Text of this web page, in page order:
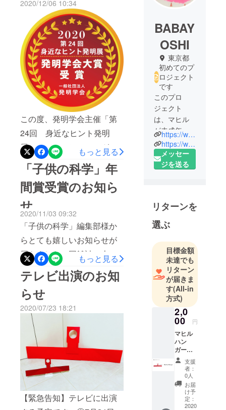
2020/12/06 10:34
この度、発明学会主催「第
24回 身近なヒント発明
展」にて、マヒルハンガー
が大賞に選ばれました。マ
ヒルハンガーの普及を目指
す私たち家族にとって、と
ても励みになる出来事であ
り、大変嬉しく思います。
日頃から応援をいただいて
いる皆様には、このご報告
と共に改めて感謝したく、
この場を借りて御礼申し上
げます。この受賞につい
て、マヒルは次のように大
興奮です！【マヒルの受賞
を受けての感想（本人記
入）】受賞のお話を聞いた
ときはとても信じられませ
んでした！！！！でも、す
ごいうれしかったです。な
ので新しい発明を思い付い
もっと見る
「子供の科学」年
間賞受賞のお知ら
せ
2020/11/03 09:32
「子供の科学」編集部様か
らとても嬉しいお知らせが
届きました。同雑誌の本年3
月号に掲載された「新幹線
用-紙製組立式ハンガー 」
（マヒルハンガー）が、１
年の入賞作品を再表彰する
「年間賞」にて最優秀賞を
いただきました。「子供の
科学」12月号（11月10日発
売）にて、作品とマヒルの
顔写真が再掲されます。ご
支援・応援をくださった皆
もっと見る
テレビ出演のお知
らせ
2020/07/23 18:21
【緊急告知】テレビに出演
BABAY
OSHI
東京都
初めてのプ
ロジェクト
です
このプロ
ジェクト
は、マヒル
が未成年の
為、マヒル
の父が登
録・運用し
を頂きまし
ても、直接
本人からお
返事させて
頂くことは
控えさせて
もらいま
す。ご理解
のほど何卒
よろしくお
願いしま
https://www.omoro-invention.com
https://www.youtube.com/channel/UCIQU75xYk-E3Uhb87EUxtIg/featured
メッセー
ジを送る
リターンを
選ぶ
目標金額
未達でも
リターン
が届きま
す(All-in
方式)
2,0
00 円
マヒル
ハン
ガー
（こど
も用1
個） ＜
ハン
ガーの
色＞ 1
色を選
支援
者：
0人
お届
け予
定：
2020